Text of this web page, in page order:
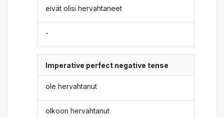
eivät olisi hervahtaneet
-
Imperative perfect negative tense
ole hervahtanut
olkoon hervahtanut